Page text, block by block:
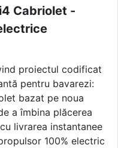
Cabriolet -
proiectul codificat
pentru bavarezi:
bazat pe noua
a îmbina plăcerea
livrarea instantanee
100% electric